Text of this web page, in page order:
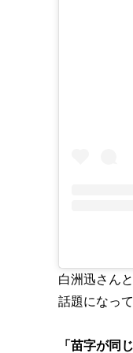
白洲迅さん
話題になっ
「苗字が同